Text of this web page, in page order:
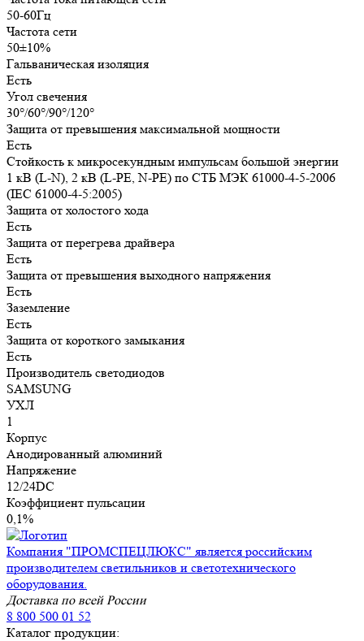
50-60Гц
Частота сети
50±10%
Гальваническая изоляция
Есть
Угол свечения
30°/60°/90°/120°
Защита от превышения максимальной мощности
Есть
Стойкость к микросекундным импульсам большой энергии
1 кВ (L-N), 2 кВ (L-PE, N-PE) по СТБ МЭК 61000-4-5-2006
(IEC 61000-4-5:2005)
Защита от холостого хода
Есть
Защита от перегрева драйвера
Есть
Защита от превышения выходного напряжения
Есть
Заземление
Есть
Защита от короткого замыкания
Есть
Производитель светодиодов
SAMSUNG
УХЛ
1
Корпус
Анодированный алюминий
Напряжение
12/24DC
Коэффициент пульсации
0,1%
Компания "ПРОМСПЕЦЛЮКС" является российским
производителем светильников и светотехнического
оборудования.
Доставка по всей России
8 800 500 01 52
Каталог продукции: